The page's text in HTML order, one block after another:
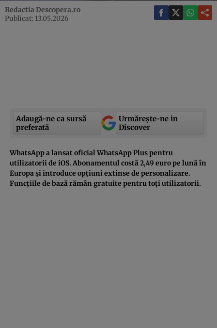
Redactia Descopera.ro
Publicat: 13.05.2026
Adaugă-ne ca sursă
preferată
Urmărește-ne in
Discover
WhatsApp a lansat oficial WhatsApp Plus pentru
utilizatorii de iOS. Abonamentul costă 2,49 euro pe lună în
Europa și introduce opțiuni extinse de personalizare.
Funcțiile de bază rămân gratuite pentru toți utilizatorii.